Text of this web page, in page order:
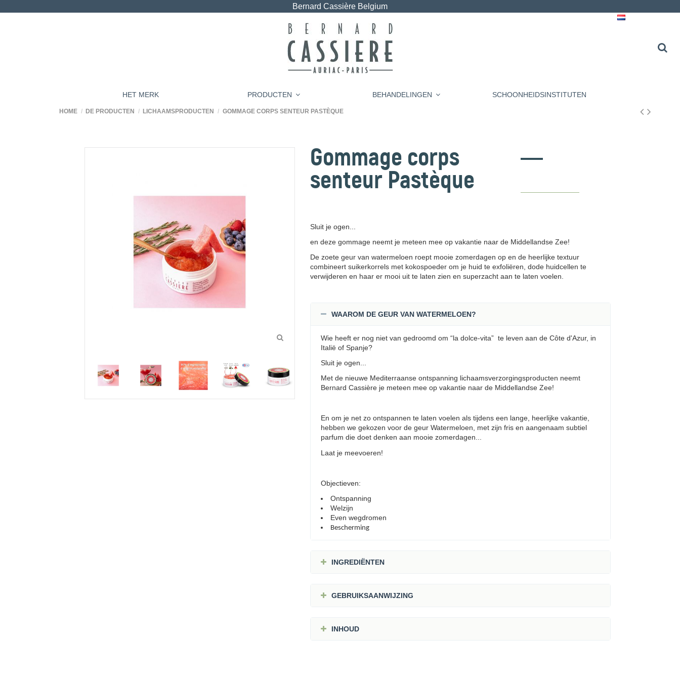
Bernard Cassière Belgium
HET MERK PRODUCTEN BEHANDELINGEN SCHOONHEIDSINSTITUTEN
HOME DE PRODUCTEN LICHAAMSPRODUCTEN GOMMAGE CORPS SENTEUR PASTÈQUE
Gommage corps
senteur Pastèque
Sluit je ogen...
en deze gommage neemt je meteen mee op vakantie naar de Middellandse Zee!
De zoete geur van watermeloen roept mooie zomerdagen op en de heerlijke textuur
combineert suikerkorrels met kokospoeder om je huid te exfoliëren, dode huidcellen te
verwijderen en haar er mooi uit te laten zien en superzacht aan te laten voelen.
WAAROM DE GEUR VAN WATERMELOEN?
Wie heeft er nog niet van gedroomd om “la dolce-vita” te leven aan de Côte d'Azur, in
Italië of Spanje?
Sluit je ogen...
Met de nieuwe Mediterraanse ontspanning lichaamsverzorgingsproducten neemt
Bernard Cassière je meteen mee op vakantie naar de Middellandse Zee!
En om je net zo ontspannen te laten voelen als tijdens een lange, heerlijke vakantie,
hebben we gekozen voor de geur Watermeloen, met zijn fris en aangenaam subtiel
parfum die doet denken aan mooie zomerdagen...
Laat je meevoeren!
Objectieven:
Ontspanning
Welzijn
Even wegdromen
Bescherming
INGREDIËNTEN
GEBRUIKSAANWIJZING
INHOUD